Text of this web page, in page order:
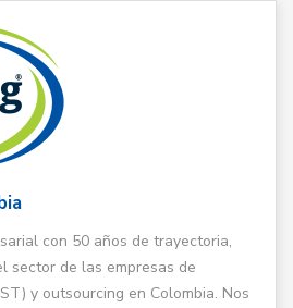
con 50 años de trayectoria,
sector de las empresas de
y outsourcing en Colombia. Nos